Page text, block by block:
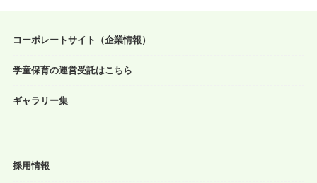
コーポレートサイト（企業情報）
学童保育の運営受託はこちら
ギャラリー集
採用情報